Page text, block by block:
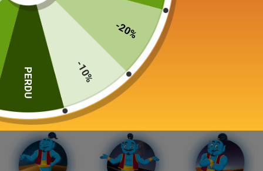
Color
Ajouter au panier
-20%
-10%
PERDU